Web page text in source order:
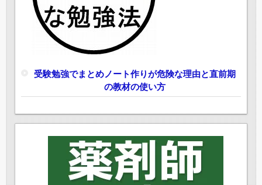
受験勉強でまとめノート作りが危険な理由と直前期
の教材の使い方